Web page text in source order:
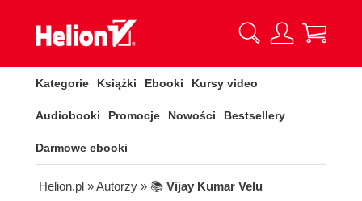
Kategorie Książki Ebooki Kursy video
Audiobooki Promocje Nowości Bestsellery
Darmowe ebooki
Helion.pl » Autorzy » 📚 Vijay Kumar Velu